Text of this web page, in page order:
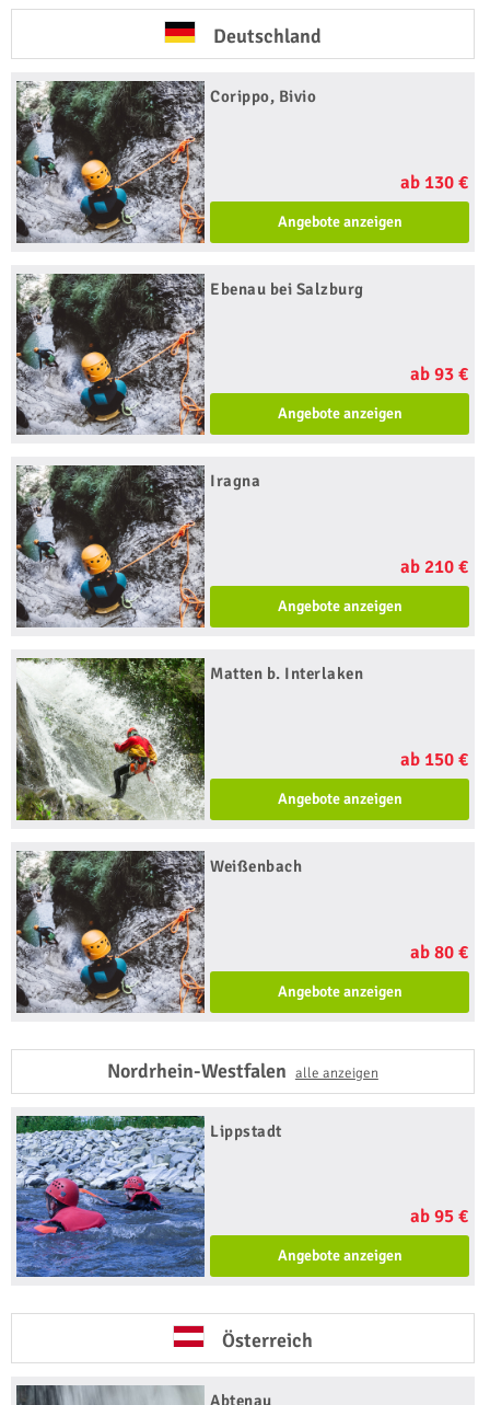
Deutschland
Corippo, Bivio
ab 130 €
Angebote anzeigen
Ebenau bei Salzburg
ab 93 €
Angebote anzeigen
Iragna
ab 210 €
Angebote anzeigen
Matten b. Interlaken
ab 150 €
Angebote anzeigen
Weißenbach
ab 80 €
Angebote anzeigen
Nordrhein-Westfalen alle anzeigen
Lippstadt
ab 95 €
Angebote anzeigen
Österreich
Abtenau